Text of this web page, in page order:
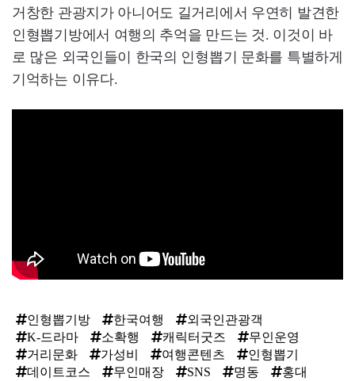
거창한 관광지가 아니어도 길거리에서 우연히 발견한
인형뽑기방에서 여행의 추억을 만드는 것. 이것이 바
로 많은 외국인들이 한국의 인형뽑기 문화를 특별하게
기억하는 이유다.
인형뽑기방 한국여행
외국인관광객
K-드라마
소확행 캐릭터굿즈
무인운영
거리문화
가성비 여행콘텐츠
인형뽑기
데이트코스
무인매장 SNS 명동
홍대